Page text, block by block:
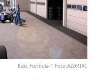
Bakı, Formula-1 Foto:AZƏRTAC